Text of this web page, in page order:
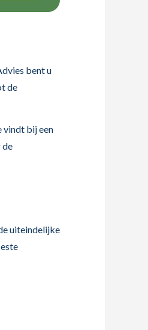
bent u
de
vindt bij een
de
uiteindelijke